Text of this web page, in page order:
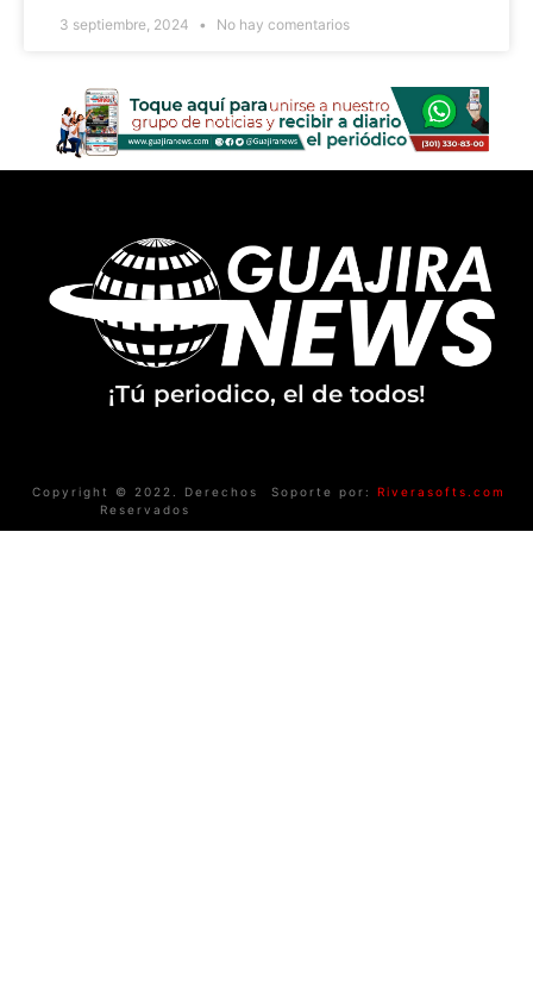
3 septiembre, 2024 No hay comentarios
¡Tú periodico, el de todos!
Copyright © 2022. Derechos
Reservados
Soporte por: Riverasofts.com